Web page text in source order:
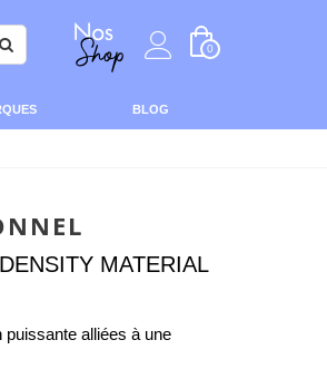
0
BLOG
MATERIAL
puissante alliées à une